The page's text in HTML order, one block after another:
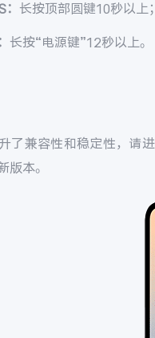
：长按顶部圆键10秒以上；
长按“电源键”12秒以上。
了兼容性和稳定性，请
版本。